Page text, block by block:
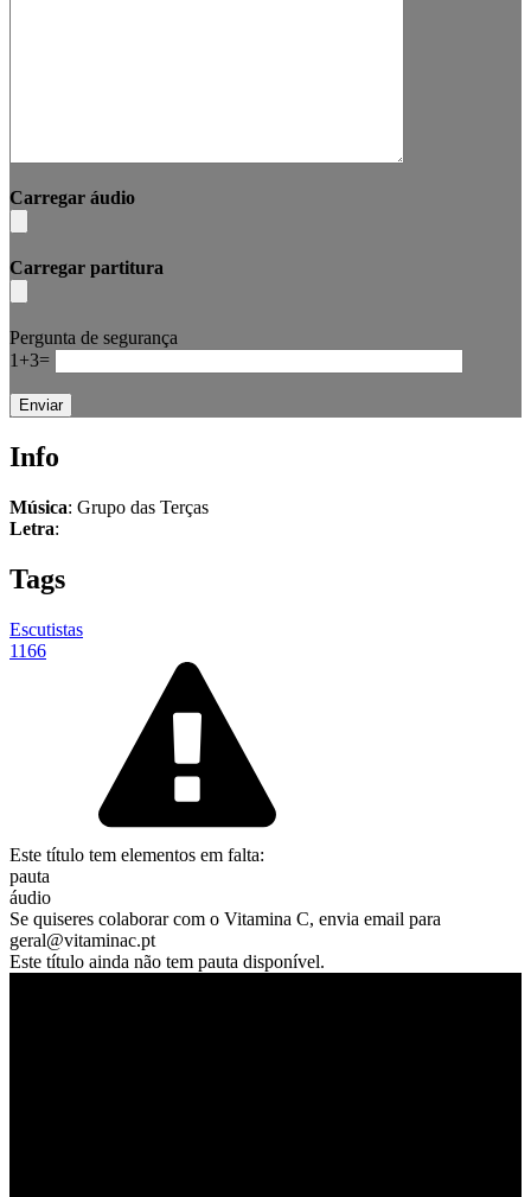
Carregar áudio
Carregar partitura
Pergunta de segurança
1+3=
Info
Música: Grupo das Terças
Letra:
Tags
Escutistas
1166
Este título tem elementos em falta:
pauta
áudio
Se quiseres colaborar com o Vitamina C, envia email para
geral@vitaminac.pt
Este título ainda não tem pauta disponível.